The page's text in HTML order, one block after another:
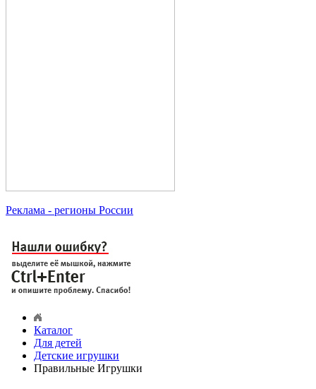
Реклама - регионы России
Каталог
Для детей
Детские игрушки
Правильные Игрушки